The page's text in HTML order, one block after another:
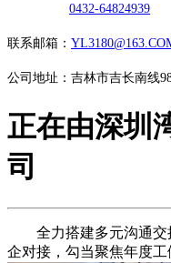
0432-64824939
联系邮箱：
公司地址：吉林市吉长南线
正在由深圳
司
全力搭建多元沟通交
企对接，勾当聚焦年度工